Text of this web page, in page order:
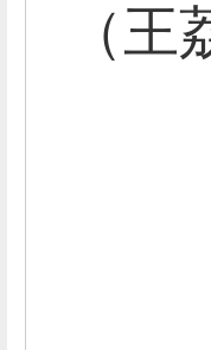
（王